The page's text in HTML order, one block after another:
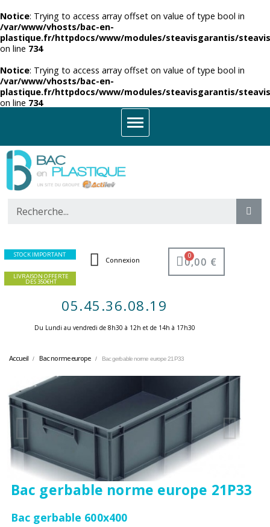
Notice: Trying to access array offset on value of type bool in
/var/www/vhosts/bac-en-
plastique.fr/httpdocs/www/modules/steavisgarantis/
on line 734
Notice: Trying to access array offset on value of type bool in
/var/www/vhosts/bac-en-
plastique.fr/httpdocs/www/modules/steavisgarantis/
on line 734
STOCK IMPORTANT
LIVRAISON OFFERTE
DES 350€HT
Connexion 0,00 €
05.45.36.08.19
Du Lundi au vendredi de 8h30 à 12h et de 14h à 17h30 ​
Accueil Bac norme europe Bac gerbable norme europe 21P33
Bac gerbable norme europe 21P33
Bac gerbable 600x400